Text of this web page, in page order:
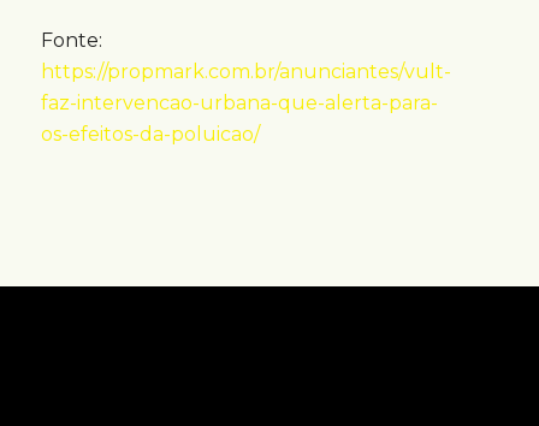
Fonte:
https://propmark.com.br/anunciantes/vult-
faz-intervencao-urbana-que-alerta-para-
os-efeitos-da-poluicao/